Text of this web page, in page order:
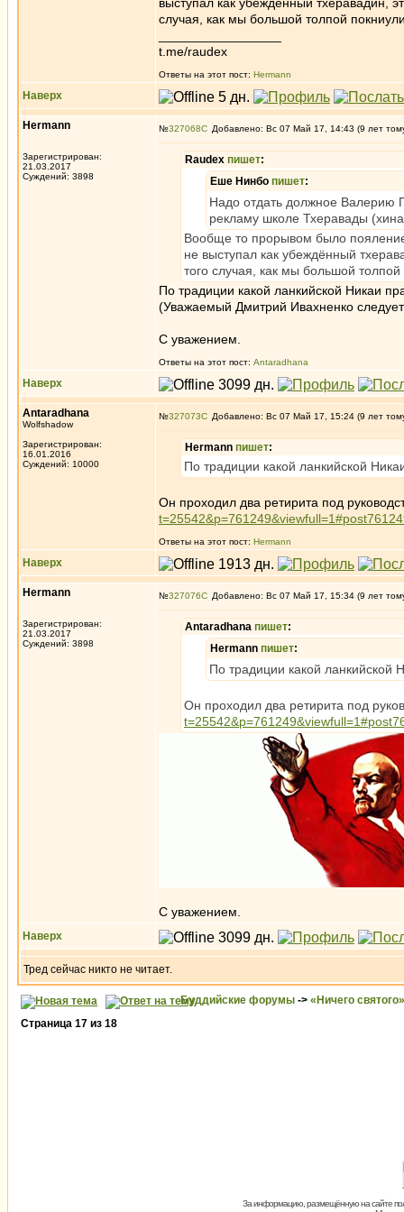
случая, как мы большой толпой
t.me/raudex
Ответы на этот пост: Hermann
Наверх
Hermann
Зарегистрирован:
21.03.2017
Суждений: 3898
№327068 Добавлено: Вс 07 Май 17, 14:43 (9 лет
Raudex пишет:
Еше Нинбо пишет:
Надо отдать должное Валерию
рекламу школе Тхеравады
Вообще то прорывом было
не выступал как убеждённый
того случая, как мы большой
По традиции какой ланкийской Никаи
(Уважаемый Дмитрий Ивахненко
С уважением.
Ответы на этот пост: Antaradhana
Наверх
Antaradhana
Wolfshadow
Зарегистрирован:
16.01.2016
Суждений: 10000
№327073 Добавлено: Вс 07 Май 17, 15:24 (9 лет
Hermann пишет:
По традиции какой ланкийской
Он проходил два ретирита под
Ответы на этот пост: Hermann
Наверх
Hermann
Зарегистрирован:
21.03.2017
Суждений: 3898
№327076 Добавлено: Вс 07 Май 17, 15:34 (9 лет
Antaradhana пишет:
Hermann пишет:
По традиции какой ланкийской
Он проходил два ретирита под
С уважением.
Наверх
Тред сейчас никто не читает.
Буддийские форумы -> «Ничего святого»
Страница 17 из 18
За информацию, размещённую на сайте